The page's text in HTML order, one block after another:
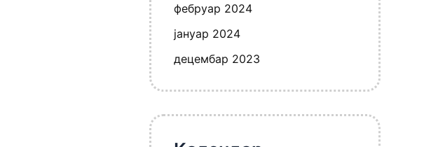
фебруар 2024
јануар 2024
децембар 2023